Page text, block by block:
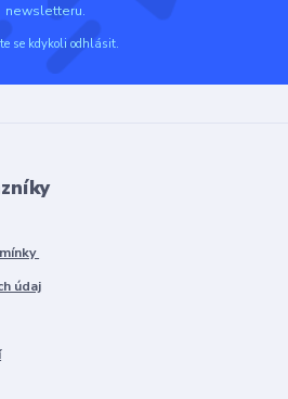
newsletteru.
se kdykoli odhlásit.
údaj